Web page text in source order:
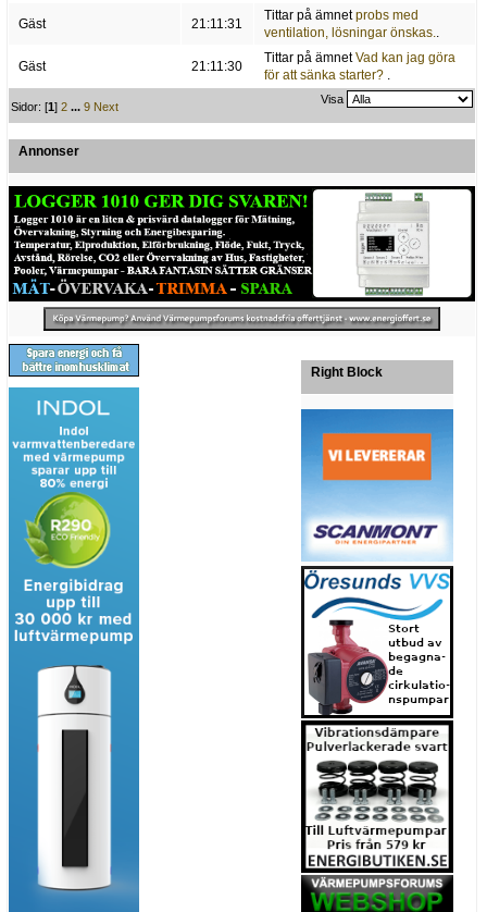
Gäst 21:11:31
Tittar på ämnetprobs med
ventilation, lösningar önskas..
Gäst 21:11:30
Tittar på ämnetVad kan jag göra
för att sänka starter? .
Sidor: [1]2 ...9 Next
Visa
Annonser
Right Block